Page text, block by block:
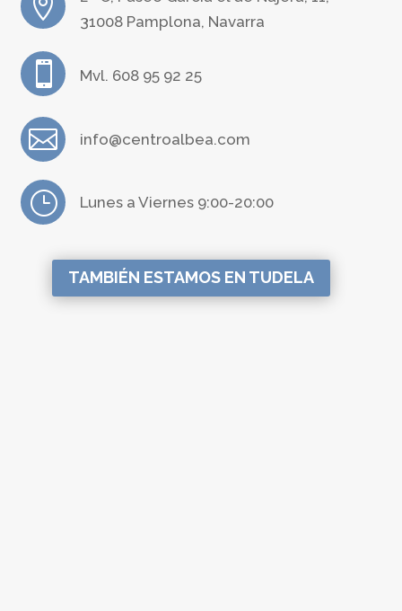

31008 Pamplona, Navarra
 Mvl. 608 95 92 25
 info@centroalbea.com
} Lunes a Viernes 9:00-20:00
TAMBIÉN ESTAMOS EN TUDELA